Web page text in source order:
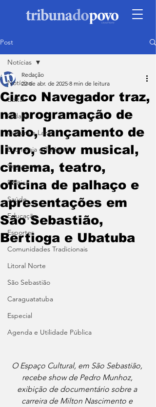
Post
Notícias
Edital
Cidade
Cultura e Lazer
Economia e Turismo
Segurança
Política
Saúde
Educação
Esportes
Comunidades Tradicionais
Litoral Norte
São Sebastião
Caraguatatuba
Especial
Agenda e Utilidade Pública
Notícias
Circo Navegador traz,
na programação de
maio, lançamento de
livro, show musical,
cinema, teatro,
oficina de palhaço e
apresentações em
São Sebastião,
Bertioga e Ubatuba
Redação
22 de abr. de 2025 8 min de leitura
O Espaço Cultural, em São Sebastião,
recebe show de Pedro Munhoz,
exibição de documentário sobre a
carreira de Milton Nascimento e